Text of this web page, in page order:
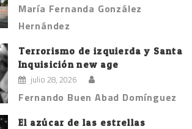
María Fernanda González
Hernández
Terrorismo de izquierda y Santa
Inquisición new age
julio 28, 2026
Fernando Buen Abad Domínguez
El azúcar de las estrellas